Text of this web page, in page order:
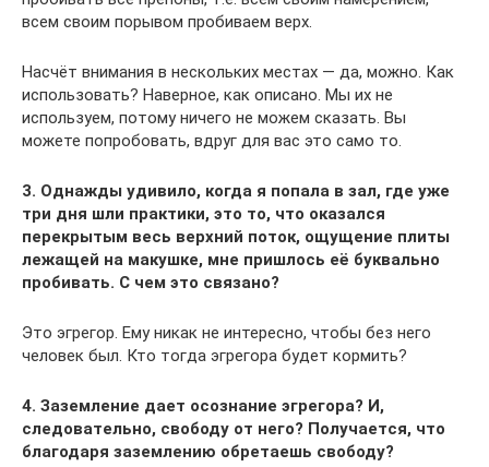
всем своим порывом пробиваем верх.
Насчёт внимания в нескольких местах — да, можно. Как
использовать? Наверное, как описано. Мы их не
используем, потому ничего не можем сказать. Вы
можете попробовать, вдруг для вас это само то.
3. Однажды удивило, когда я попала в зал, где уже
три дня шли практики, это то, что оказался
перекрытым весь верхний поток, ощущение плиты
лежащей на макушке, мне пришлось её буквально
пробивать. С чем это связано?
Это эгрегор. Ему никак не интересно, чтобы без него
человек был. Кто тогда эгрегора будет кормить?
4. Заземление дает осознание эгрегора? И,
следовательно, свободу от него? Получается, что
благодаря заземлению обретаешь свободу?